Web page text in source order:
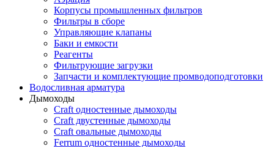
Корпусы промышленных фильтров
Фильтры в сборе
Управляющие клапаны
Баки и емкости
Реагенты
Фильтрующие загрузки
Запчасти и комплектующие промводоподготовки
Водосливная арматура
Дымоходы
Craft одностенные дымоходы
Craft двустенные дымоходы
Craft овальные дымоходы
Ferrum одностенные дымоходы